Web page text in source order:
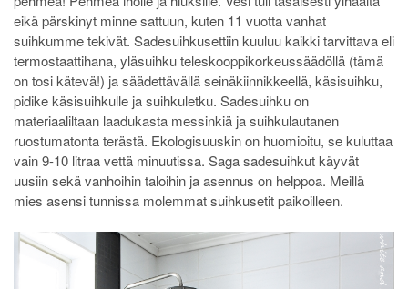
eikä pärskinyt minne sattuun, kuten 11 vuotta vanhat
suihkumme tekivät. Sadesuihkusettiin kuuluu kaikki tarvittava eli
termostaattihana, yläsuihku teleskooppikorkeussäädöllä (tämä
on tosi kätevä!) ja säädettävällä seinäkiinnikkeellä, käsisuihku,
pidike käsisuihkulle ja suihkuletku. Sadesuihku on
materiaaliltaan laadukasta messinkiä ja suihkulautanen
ruostumatonta terästä. Ekologisuuskin on huomioitu, se kuluttaa
vain 9-10 litraa vettä minuutissa. Saga sadesuihkut käyvät
uusiin sekä vanhoihin taloihin ja asennus on helppoa. Meillä
mies asensi tunnissa molemmat suihkusetit paikoilleen.